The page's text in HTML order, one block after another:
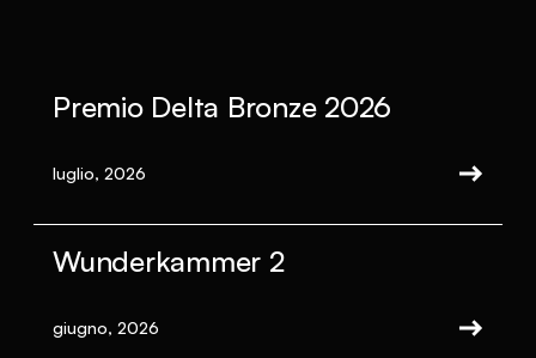
Premio Delta Bronze 2026
luglio, 2026
Wunderkammer 2
giugno, 2026